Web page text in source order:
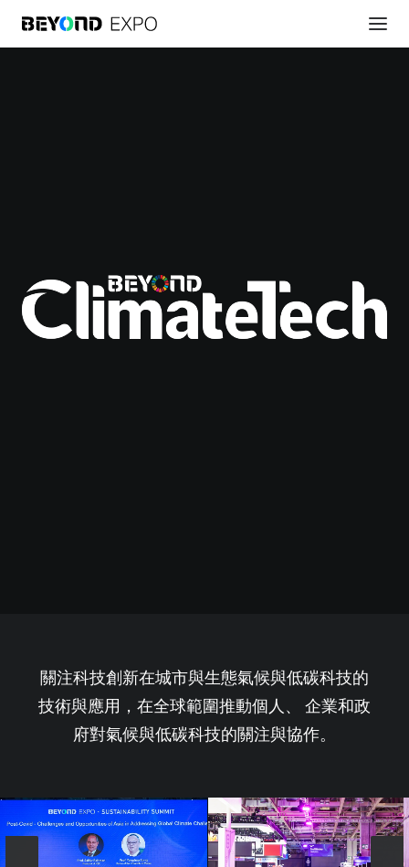
關注科技創新在城市與生態氣候與低碳科技的
技術與應用，在全球範圍推動個人、 企業和政
府對氣候與低碳科技的關注與協作。